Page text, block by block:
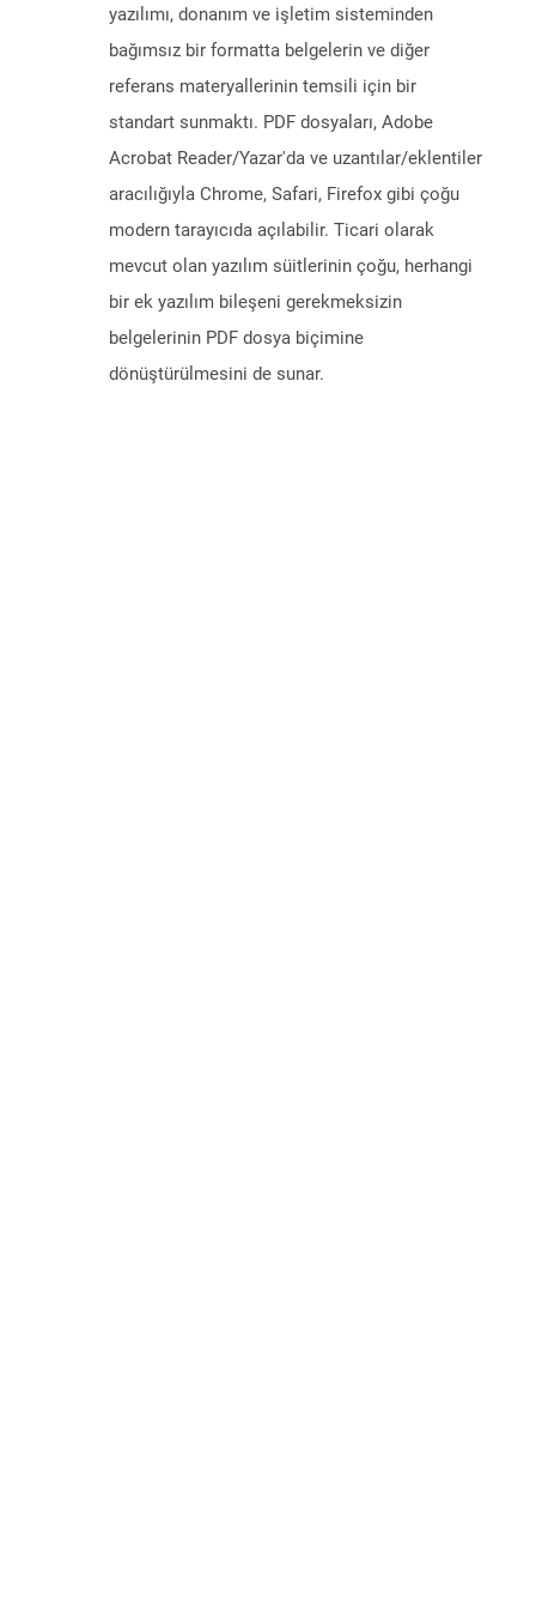
yazılımı, donanım ve işletim sisteminden
bağımsız bir formatta belgelerin ve diğer
referans materyallerinin temsili için bir
standart sunmaktı. PDF dosyaları, Adobe
Acrobat Reader/Yazar'da ve uzantılar/eklentiler
aracılığıyla Chrome, Safari, Firefox gibi çoğu
modern tarayıcıda açılabilir. Ticari olarak
mevcut olan yazılım süitlerinin çoğu, herhangi
bir ek yazılım bileşeni gerekmeksizin
belgelerinin PDF dosya biçimine
dönüştürülmesini de sunar.